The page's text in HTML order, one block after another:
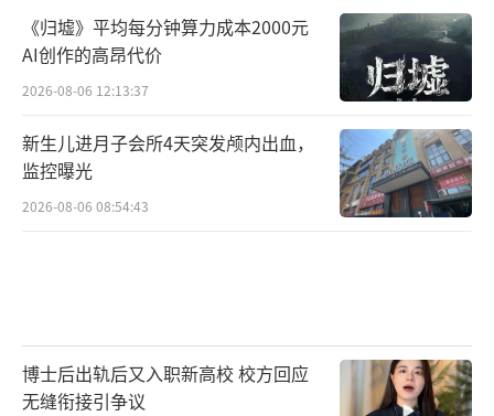
《归墟》平均每分钟算力成本2000元
AI创作的高昂代价
2026-08-06 12:13:37
新生儿进月子会所4天突发颅内出血，
监控曝光
2026-08-06 08:54:43
博士后出轨后又入职新高校 校方回应
无缝衔接引争议